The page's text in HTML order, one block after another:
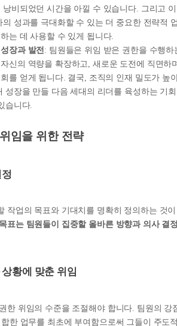
낭비되었던 시간을 아낄 수 있습니다. 그리고 이
의 성과를 극대화할 수 있는 더 중요한 전략적
는 데 사용할 수 있게 됩니다.
장과 발전 : 팀원들은 위임 받은 권한을 수행하
신의 역량을 확장하고, 새로운 도전에 직면하
를 얻게 됩니다. 결국, 조직의 인재 밀도가 높
성장을 만들 다음 세대의 리더를 육성하는 기회
습니다.
임을 위한 전략
작업의 목표와 기대치를 명확히 정의하는 것이
표는 팀원들이 집중할 올바른 방향과 의사 결
황에 맞춘 위임
한 위임의 수준을 조절해야 합니다. 팀원의 강
한 업무를 최초에 부여함으로써 그들이 주도